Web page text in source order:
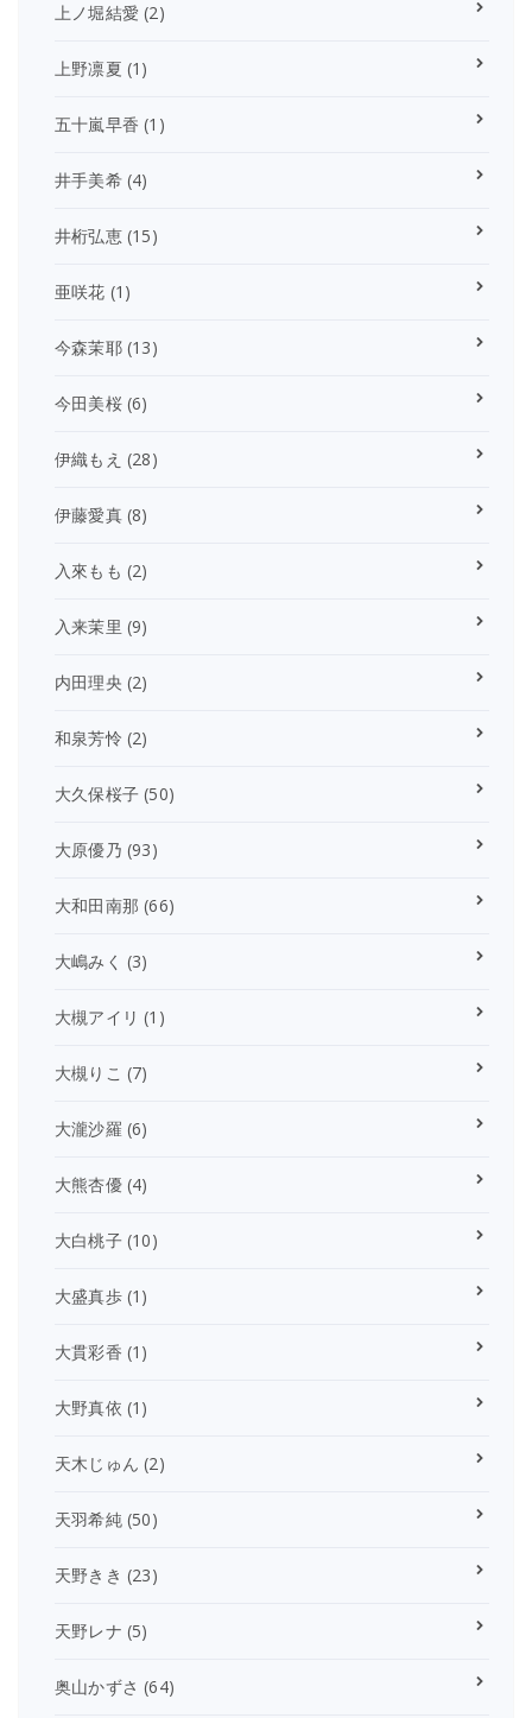
上ノ堀結愛 (2)
上野凛夏 (1)
五十嵐早香 (1)
井手美希(4)
井桁弘恵(15)
亜咲花 (1)
今森茉耶(13)
今田美桜(6)
伊織もえ (28)
伊藤愛真(8)
入來もも (2)
入来茉里 (9)
内田理央 (2)
和泉芳怜 (2)
大久保桜子 (50)
大原優乃 (93)
大和田南那 (66)
大嶋みく (3)
大槻アイリ (1)
大槻りこ (7)
大瀧沙羅 (6)
大熊杏優(4)
大白桃子(10)
大盛真歩(1)
大貫彩香 (1)
大野真依 (1)
天木じゅん (2)
天羽希純(50)
天野きき (23)
天野レナ (5)
奥山かずさ (64)